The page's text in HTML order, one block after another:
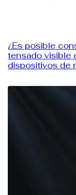
¿Es posible
tensado visible
dispositivos de